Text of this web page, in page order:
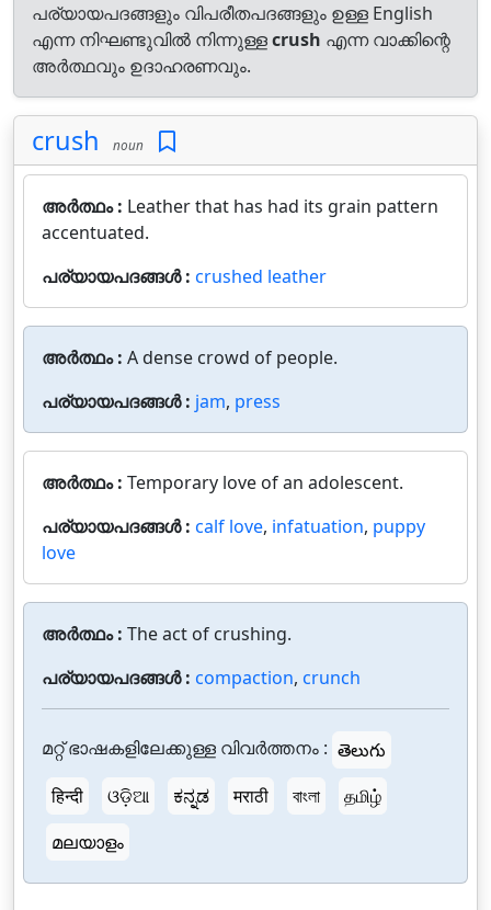
പര്യായപദങ്ങളും വിപരീതപദങ്ങളും ഉള്ള English
എന്ന നിഘണ്ടുവിൽ നിന്നുള്ളcrush എന്ന വാക്കിന്റെ
അർത്ഥവും ഉദാഹരണവും.
crush noun
അർത്ഥം : Leather that has had its grain pattern
accentuated.
പര്യായപദങ്ങൾ : crushed leather
അർത്ഥം : A dense crowd of people.
പര്യായപദങ്ങൾ : jam, press
അർത്ഥം : Temporary love of an adolescent.
പര്യായപദങ്ങൾ : calf love, infatuation, puppy
love
അർത്ഥം : The act of crushing.
പര്യായപദങ്ങൾ : compaction, crunch
മറ്റ് ഭാഷകളിലേക്കുള്ള വിവർത്തനം : తెలుగు
हिन्दी
ଓଡ଼ିଆ ಕನ್ನಡ मराठी বাংলা
தமிழ்
മലയാളം